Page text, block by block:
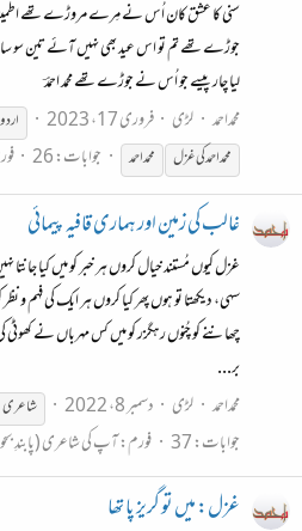
سنی کا عشق کان اُس نے مِرے مروڑے تھے
جوڑے تھے تم تو اس عید بھی نہیں آئے تین سو
لیا چار پیسے جو اُس نے جوڑے تھے محمد احمدؔ
محمداحمد لڑی فروری 17، 2023
محمداحمدکیغزل محمداحمد جوابات: 26
غالب کی زمین اور ہماری قافیہ پیمائی
غزل کیوں مُستند خیال کروں ہر خبر کو میں کیا
سہی، دیکھتا تو ہوں پھر کیا کروں ہر ایک کی فہم و
چھاننے کو چُنوں رہگزر کو میں کس مہرباں نے کھوٹی
بر...
محمداحمد لڑی دسمبر 8، 2022 شاعری
جوابات: 37 فورم:آپ کی شاعری (پابندِ
غزل: میں تو گریز پا تھا